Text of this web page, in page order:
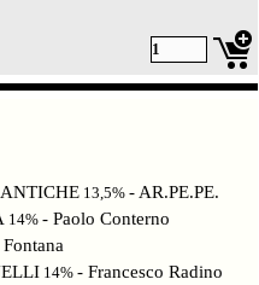
13,5% - AR.PE.PE.
14% - Paolo Conterno
14% - Francesco Radino